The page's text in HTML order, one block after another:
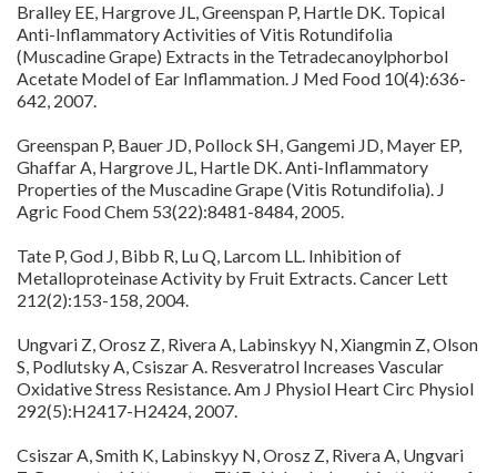
Bralley EE, Hargrove JL, Greenspan P, Hartle DK. Topical
Anti-Inflammatory Activities of Vitis Rotundifolia
(Muscadine Grape) Extracts in the Tetradecanoylphorbol
Acetate Model of Ear Inflammation. J Med Food 10(4):636-
642, 2007.
Greenspan P, Bauer JD, Pollock SH, Gangemi JD, Mayer EP,
Ghaffar A, Hargrove JL, Hartle DK. Anti-Inflammatory
Properties of the Muscadine Grape (Vitis Rotundifolia). J
Agric Food Chem 53(22):8481-8484, 2005.
Tate P, God J, Bibb R, Lu Q, Larcom LL. Inhibition of
Metalloproteinase Activity by Fruit Extracts. Cancer Lett
212(2):153-158, 2004.
Ungvari Z, Orosz Z, Rivera A, Labinskyy N, Xiangmin Z, Olson
S, Podlutsky A, Csiszar A. Resveratrol Increases Vascular
Oxidative Stress Resistance. Am J Physiol Heart Circ Physiol
292(5):H2417-H2424, 2007.
Csiszar A, Smith K, Labinskyy N, Orosz Z, Rivera A, Ungvari